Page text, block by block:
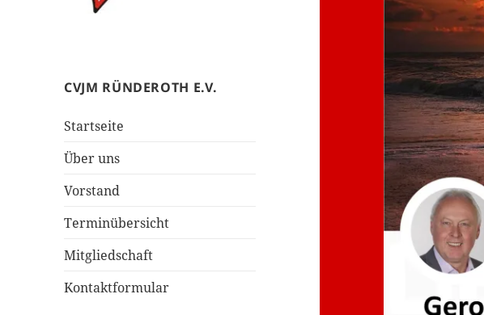
CVJM RÜNDEROTH E.V.
Startseite
Über uns
Vorstand
Terminübersicht
Mitgliedschaft
Kontaktformular